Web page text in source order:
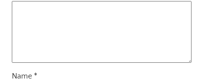
Name *